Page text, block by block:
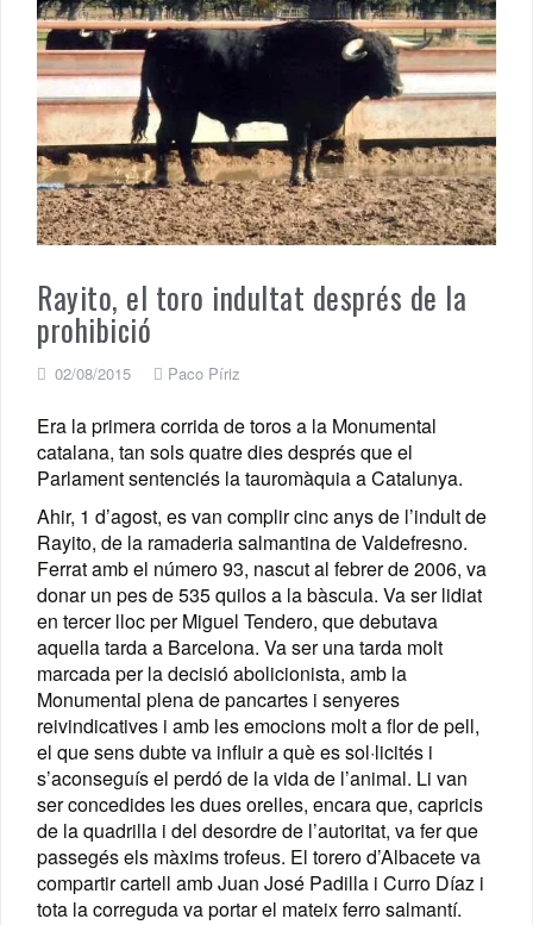
Rayito, el toro indultat després de la
prohibició
02/08/2015 Paco Píriz
Era la primera corrida de toros a la Monumental
catalana, tan sols quatre dies després que el
Parlament sentenciés la tauromàquia a Catalunya.
Ahir, 1 d’agost, es van complir cinc anys de l’indult de
Rayito, de la ramaderia salmantina de Valdefresno.
Ferrat amb el número 93, nascut al febrer de 2006, va
donar un pes de 535 quilos a la bàscula. Va ser lidiat
en tercer lloc per Miguel Tendero, que debutava
aquella tarda a Barcelona. Va ser una tarda molt
marcada per la decisió abolicionista, amb la
Monumental plena de pancartes i senyeres
reivindicatives i amb les emocions molt a flor de pell,
el que sens dubte va influir a què es sol·licités i
s’aconseguís el perdó de la vida de l’animal. Li van
ser concedides les dues orelles, encara que, capricis
de la quadrilla i del desordre de l’autoritat, va fer que
passegés els màxims trofeus. El torero d’Albacete va
compartir cartell amb Juan José Padilla i Curro Díaz i
tota la correguda va portar el mateix ferro salmantí.